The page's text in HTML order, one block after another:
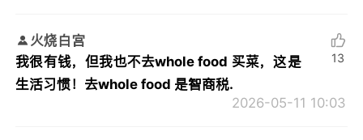
火烧白宫
我很有钱，但我也不去whole food 买菜，这是
生活习惯！去whole food 是智商税.
2026-05-11 10:03
13